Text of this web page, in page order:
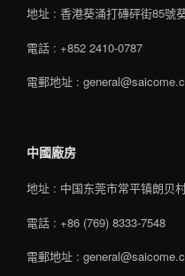
地址 : 香港葵涌打磚砰街85號
電話 : +852 2410-0787
電郵地址 :
中國廠房
地址 : 中国东莞市常平镇朗贝
電話 : +86 (769) 8333-7548
電郵地址 :